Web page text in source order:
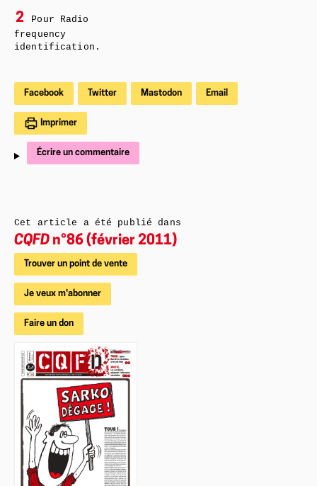
2
Pour Radio
frequency
identification.
Facebook Twitter Mastodon Email
Imprimer
Écrire un commentaire
Cet article a été publié dans
CQFD n°86 (février 2011)
Trouver un point de vente
Je veux m'abonner
Faire un don